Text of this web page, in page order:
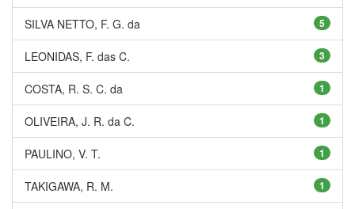
5
SILVA NETTO, F. G. da
3
LEONIDAS, F. das C.
1
COSTA, R. S. C. da
1
OLIVEIRA, J. R. da C.
1
PAULINO, V. T.
1
TAKIGAWA, R. M.